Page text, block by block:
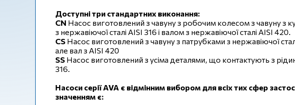
Доступні три стандартних виконання:
CN Насос виготовлений з чавуну з робочим колесом з чавуну з
з нержавіючої сталі AISI 316 і валом з нержавіючої сталі AISI 420.
CS Насос виготовлений з чавуну з патрубками з нержавіючої
але вал з AISI 420
SS Насос виготовлений з усіма деталями, що контактують з
316.
Насоси серії AVA є відмінним вибором для всіх тих сфер
значенням є: